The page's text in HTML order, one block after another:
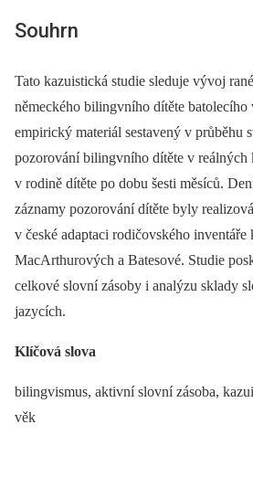
Souhrn
Tato kazuistická studie sleduje vývoj
německého bilingvního dítěte batolecího
empirický materiál sestavený v průběhu
pozorování bilingvního dítěte v reálných
v rodině dítěte po dobu šesti měsíců.
záznamy pozorování dítěte byly
v české adaptaci rodičovského
MacArthurových a Batesové. Studie
celkové slovní zásoby i analýzu sklady
jazycích.
Klíčová slova
bilingvismus, aktivní slovní zásoba,
věk